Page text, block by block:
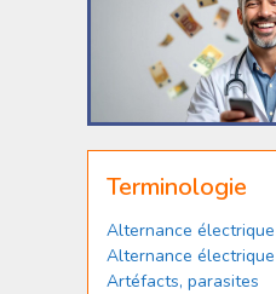
Terminologie
Alternance électrique
Alternance électrique
Artéfacts, parasites